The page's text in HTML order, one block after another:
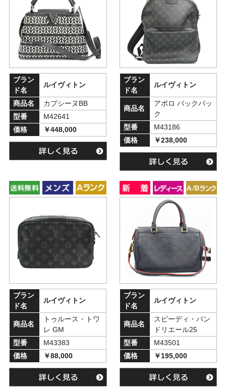
ブラン
ド名
ルイヴィトン
商品名
カプシーヌBB
型番
M42641
価格
￥448,000
ブラン
ド名
ルイヴィトン
商品名
アポロ バックパッ
ク
型番
M43186
価格
￥238,000
ブラン
ド名
ルイヴィトン
商品名
トゥルース・トワ
レ GM
型番
M43383
価格
￥88,000
ブラン
ド名
ルイヴィトン
商品名
スピーディ・バン
ドリエール25
型番
M43501
価格
￥195,000